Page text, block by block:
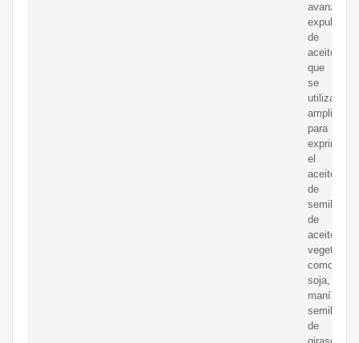
avanzado
expulsor
de
aceite
que
se
utiliza
para
exprimir
el
aceite
de
semilla
de
aceite
vegetal,
como
soja,
maní,
semillas
de